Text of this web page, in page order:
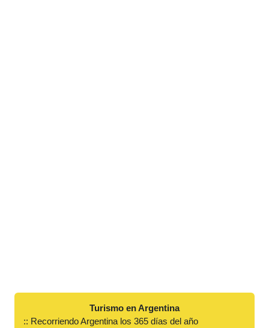
Turismo en Argentina
:: Recorriendo Argentina los 365 días del año